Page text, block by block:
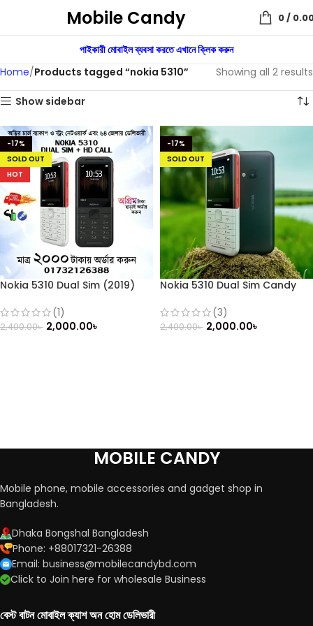
Mobile Candy 0/
পাইকারী মোবাইল ব্যবসা করতে এখানে ক্লিক করুন
Home Products tagged “nokia 5310” Showing all 2 results
Show sidebar
-17%
SOLD OUT
HOT
Nokia 5310 Dual Sim (2019)
(1)
2,400.00৳ 2,000.00৳
-17%
SOLD OUT
Nokia 5310 Dual Sim Candy
(3)
2,400.00৳ 2,000.00৳
MOBILE CANDY
Mobile phone, mobile accessories and gadget shop in
Bangladesh.
Dhaka Bongshal Bangladesh
Phone: +88017321-26388
Email: business@mobilecandybd.com
Click to Join here for wholesale Business
বেস্ট বাটন মোবাইল ক্যাশ অন হোম ডেলিভারী